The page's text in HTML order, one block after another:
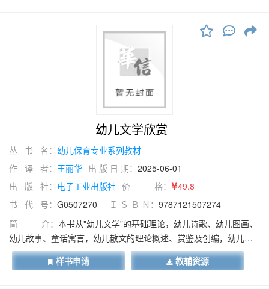
幼儿文学欣赏
丛 书 名： 幼儿保育专业系列教材
作 译 者： 王丽华 出 版 日 期： 2025-06-01
出 版 社： 电子工业出版社 价 格：
49.8
书 代 号： G0507270 Ｉ Ｓ Ｂ Ｎ： 9787121507274
简 介： 本书从"幼儿文学”的基础理论，幼儿诗歌、幼儿图画、
幼儿故事、童话寓言，幼儿散文的理论概述、赏鉴及创编，幼儿戏
剧及影视文学、幼儿国学的赏读、评析等方面，对经典作品、创新
文学形式的基础理论、鉴赏和创编方法进行指导，立足幼儿保育专
样书申请 教辅资源